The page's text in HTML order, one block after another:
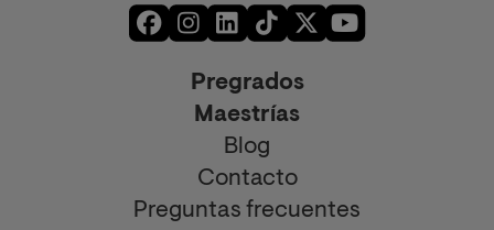
Pregrados
Maestrías
Blog
Contacto
Preguntas frecuentes